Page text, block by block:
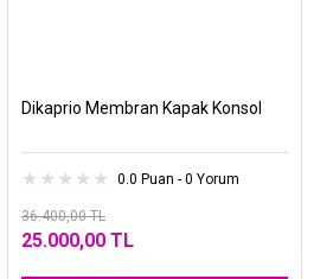
Dikaprio Membran Kapak Konsol
0.0 Puan - 0 Yorum
36.400,00 TL
25.000,00 TL